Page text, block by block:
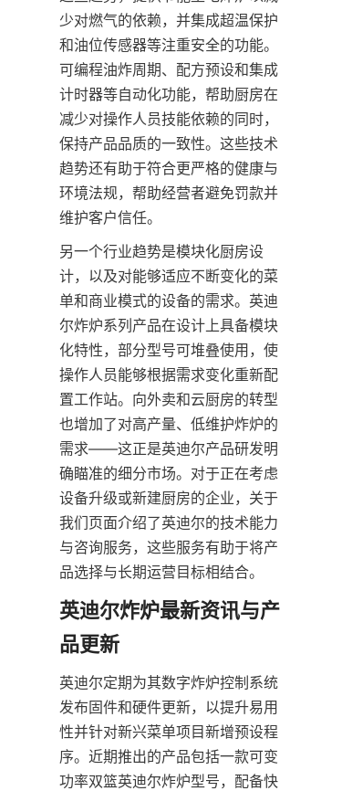
少对燃气的依赖，并集成超温保护
和油位传感器等注重安全的功能。
可编程油炸周期、配方预设和集成
计时器等自动化功能，帮助厨房在
减少对操作人员技能依赖的同时，
保持产品品质的一致性。这些技术
趋势还有助于符合更严格的健康与
环境法规，帮助经营者避免罚款并
维护客户信任。
另一个行业趋势是模块化厨房设
计，以及对能够适应不断变化的菜
单和商业模式的设备的需求。英迪
尔炸炉系列产品在设计上具备模块
化特性，部分型号可堆叠使用，使
操作人员能够根据需求变化重新配
置工作站。向外卖和云厨房的转型
也增加了对高产量、低维护炸炉的
需求——这正是英迪尔产品研发明
确瞄准的细分市场。对于正在考虑
设备升级或新建厨房的企业，关于
我们页面介绍了英迪尔的技术能力
与咨询服务，这些服务有助于将产
品选择与长期运营目标相结合。
英迪尔炸炉最新资讯与产
品更新
英迪尔定期为其数字炸炉控制系统
发布固件和硬件更新，以提升易用
性并针对新兴菜单项目新增预设程
序。近期推出的产品包括一款可变
功率双篮英迪尔炸炉型号，配备快